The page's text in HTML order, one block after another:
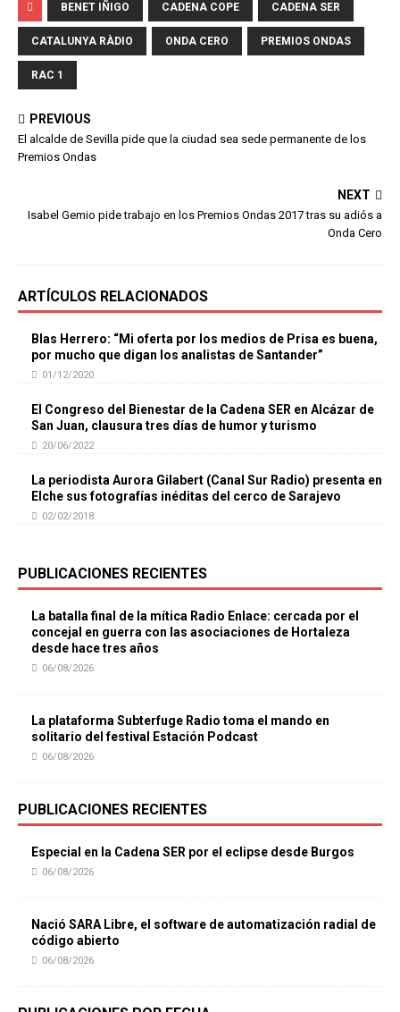
BENET IÑIGO CADENA COPE CADENA SER
CATALUNYA RÀDIO ONDA CERO PREMIOS ONDAS
RAC 1
PREVIOUS
El alcalde de Sevilla pide que la ciudad sea sede permanente de los
Premios Ondas
NEXT
Isabel Gemio pide trabajo en los Premios Ondas 2017 tras su adiós a
Onda Cero
ARTÍCULOS RELACIONADOS
Blas Herrero: “Mi oferta por los medios de Prisa es buena,
por mucho que digan los analistas de Santander”
01/12/2020
El Congreso del Bienestar de la Cadena SER en Alcázar de
San Juan, clausura tres días de humor y turismo
20/06/2022
La periodista Aurora Gilabert (Canal Sur Radio) presenta en
Elche sus fotografías inéditas del cerco de Sarajevo
02/02/2018
PUBLICACIONES RECIENTES
La batalla final de la mítica Radio Enlace: cercada por el
concejal en guerra con las asociaciones de Hortaleza
desde hace tres años
06/08/2026
La plataforma Subterfuge Radio toma el mando en
solitario del festival Estación Podcast
06/08/2026
PUBLICACIONES RECIENTES
Especial en la Cadena SER por el eclipse desde Burgos
06/08/2026
Nació SARA Libre, el software de automatización radial de
código abierto
06/08/2026